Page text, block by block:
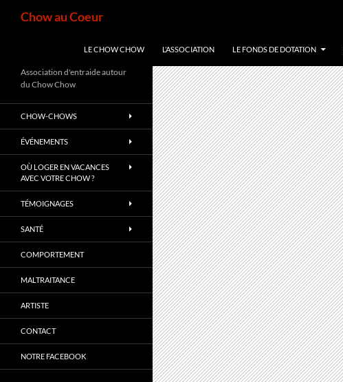
Chow au Coeur
LE CHOW CHOW L’ASSOCIATION LE FONDS DE DOTATION
Association d'entraide autour
du Chow Chow
CHOW-CHOWS
ÉVÉNEMENTS
OÙ LOGER EN VACANCES
AVEC VOTRE CHOW ?
TÉMOIGNAGES
SANTÉ
COMPORTEMENT
MALTRAITANCE
ARTISTE
CONTACT
NOTRE FACEBOOK